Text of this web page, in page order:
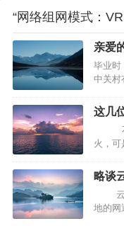
“网络组网模式：
亲爱
感动
毕业时
中关村
国，美
女孩子
小嘴
你了
这几
不知
火，可
我是真
略谈
云召
地的网